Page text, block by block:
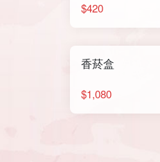
$420
香菸盒
$1,080